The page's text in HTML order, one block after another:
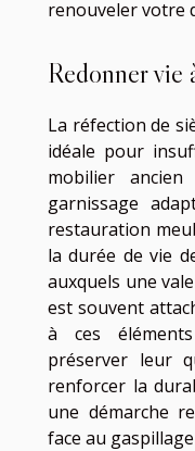
renouveler votre
Redonner vie
La réfection de
idéale pour
mobilier
garnissage
restauration
la durée de vie
auxquels une
est souvent
à ces
préserver leur
renforcer la
une démarche
face au